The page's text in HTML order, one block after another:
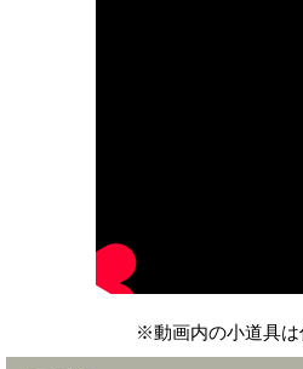
※動画内の小道具は